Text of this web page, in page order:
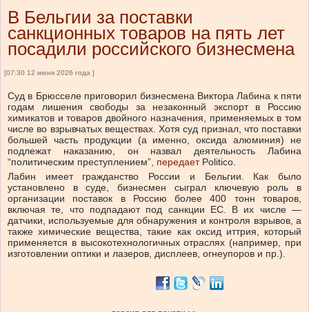
В Бельгии за поставки
санкционных товаров на пять лет
посадили российского бизнесмена
[07:30 12 июня 2026 года ]
Суд в Брюсселе приговорил бизнесмена Виктора Лабина к пяти
годам лишения свободы за незаконный экспорт в Россию
химикатов и товаров двойного назначения, применяемых в том
числе во взрывчатых веществах. Хотя суд признал, что поставки
большей часть продукции (а именно, оксида алюминия) не
подлежат наказанию, он назвал деятельность Лабина
“политическим преступлением”, передаетPolitico.
Лабин имеет гражданство России и Бельгии. Как было
установлено в суде, бизнесмен сыграл ключевую роль в
организации поставок в Россию более 400 тонн товаров,
включая те, что подпадают под санкции ЕС. В их числе —
датчики, используемые для обнаружения и контроля взрывов, а
также химические вещества, такие как оксид иттрия, который
применяется в высокотехнологичных отраслях (например, при
изготовлении оптики и лазеров, дисплеев, огнеупоров и пр.).